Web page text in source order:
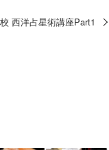
西洋占星術講座Part1